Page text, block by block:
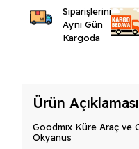
Siparişleriniz
Aynı Gün
Kargoda
Ürün Açıklaması
Goodmıx Küre Araç ve
Okyanus